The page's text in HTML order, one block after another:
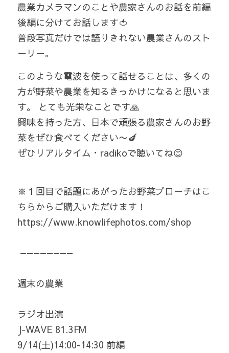
農業カメラマンのことや農家さんのお話を前編
後編に分けてお話します🍅
普段写真だけでは語りきれない農業さんのスト
ーリー。
このような電波を使って話せることは、多くの
方が野菜や農業を知るきっかけになると思いま
す。 とても光栄なことです🙏
興味を持った方、日本で頑張る農家さんのお野
菜をぜひ食べてください〜🍆
ぜひリアルタイム・radikoで聴いてね😊
※１回目で話題にあがったお野菜ブローチはこ
ちらからご購入いただけます！
https://www.knowlifephotos.com/shop
————————
週末の農業
ラジオ出演
J-WAVE 81.3FM
9/14(土)14:00-14:30 前編